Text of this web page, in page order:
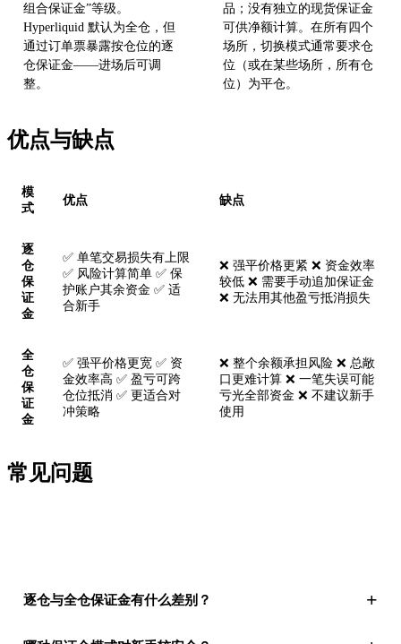
组合保证金”等级。
Hyperliquid 默认为全仓，但
通过订单票暴露按仓位的逐
仓保证金——进场后可调
整。
品；没有独立的现货保证金
可供净额计算。在所有四个
场所，切换模式通常要求仓
位（或在某些场所，所有仓
位）为平仓。
优点与缺点
模
式
优点 缺点
逐
仓
保
证
金
✅ 单笔交易损失有上限
✅ 风险计算简单 ✅ 保
护账户其余资金 ✅ 适
合新手
❌ 强平价格更紧 ❌ 资金效率
较低 ❌ 需要手动追加保证金
❌ 无法用其他盈亏抵消损失
全
仓
保
证
金
✅ 强平价格更宽 ✅ 资
金效率高 ✅ 盈亏可跨
仓位抵消 ✅ 更适合对
冲策略
❌ 整个余额承担风险 ❌ 总敞
口更难计算 ❌ 一笔失误可能
亏光全部资金 ❌ 不建议新手
使用
常见问题
逐仓与全仓保证金有什么差别？ +